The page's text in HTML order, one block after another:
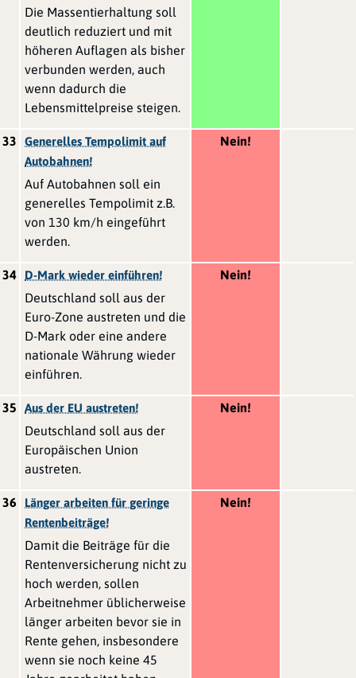
Die Massentierhaltung soll
deutlich reduziert und mit
höheren Auflagen als bisher
verbunden werden, auch
wenn dadurch die
Lebensmittelpreise steigen.
33
Generelles Tempolimit auf
Autobahnen!
Auf Autobahnen soll ein
generelles Tempolimit z.B.
von 130 km/h eingeführt
werden.
Nein!
34 D-Mark wieder einführen!
Deutschland soll aus der
Euro-Zone austreten und die
D-Mark oder eine andere
nationale Währung wieder
einführen.
Nein!
35 Aus der EU austreten!
Deutschland soll aus der
Europäischen Union
austreten.
Nein!
36
Länger arbeiten für geringe
Rentenbeiträge!
Damit die Beiträge für die
Rentenversicherung nicht zu
hoch werden, sollen
Arbeitnehmer üblicherweise
länger arbeiten bevor sie in
Rente gehen, insbesondere
wenn sie noch keine 45
Nein!